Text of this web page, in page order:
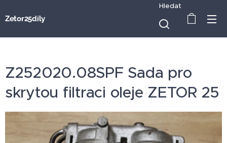
Zetor25díly
Hledat
Z252020.08SPF Sada pro
skrytou filtraci oleje ZETOR 25